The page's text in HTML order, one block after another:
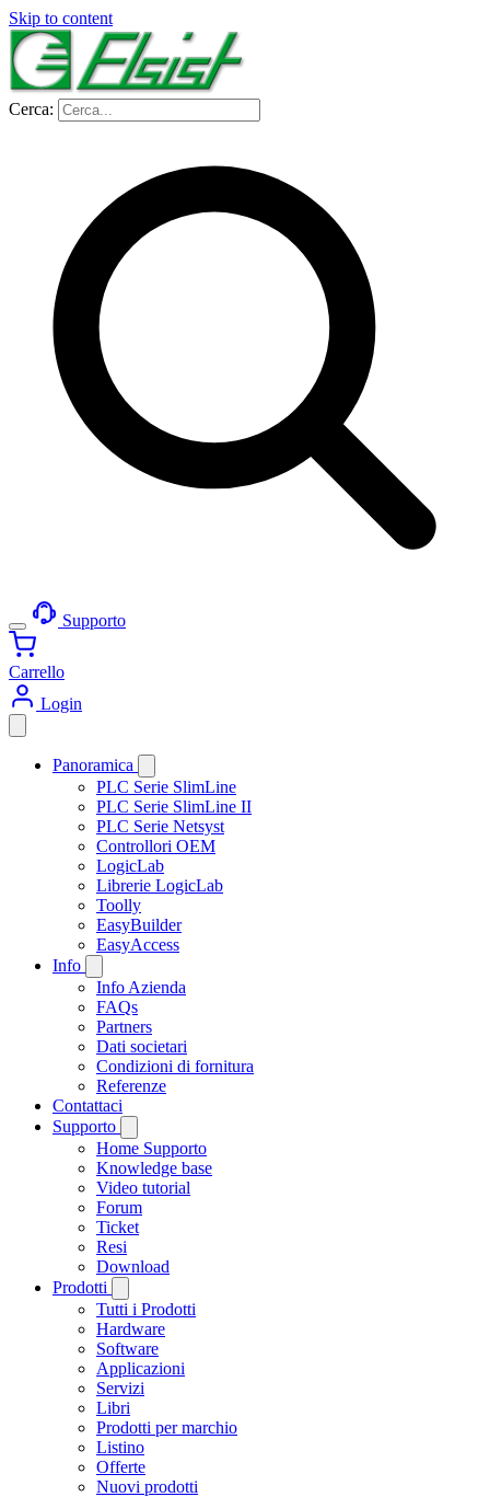
Skip to content
Cerca:
Supporto
Carrello
Login
Panoramica
PLC Serie SlimLine
PLC Serie SlimLine II
PLC Serie Netsyst
Controllori OEM
LogicLab
Librerie LogicLab
Toolly
EasyBuilder
EasyAccess
Info
Info Azienda
FAQs
Partners
Dati societari
Condizioni di fornitura
Referenze
Contattaci
Supporto
Home Supporto
Knowledge base
Video tutorial
Forum
Ticket
Resi
Download
Prodotti
Tutti i Prodotti
Hardware
Software
Applicazioni
Servizi
Libri
Prodotti per marchio
Listino
Offerte
Nuovi prodotti